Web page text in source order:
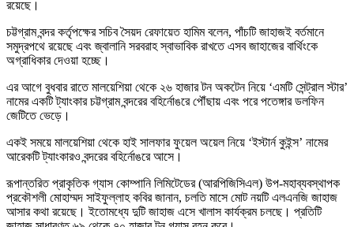
রয়েছে।
চট্টগ্রাম বন্দর কর্তৃপক্ষের সচিব সৈয়দ রেফায়েত হামিম বলেন, পাঁচটি জাহাজই বর্তমানে
সমুদ্রপথে রয়েছে এবং জ্বালানি সরবরাহ স্বাভাবিক রাখতে এসব জাহাজের বার্থিংকে
অগ্রাধিকার দেওয়া হচ্ছে।
এর আগে বুধবার রাতে মালয়েশিয়া থেকে ২৬ হাজার টন অকটেন নিয়ে ‘এমটি সেন্ট্রাল স্টার’
নামের একটি ট্যাংকার চট্টগ্রাম বন্দরের বহির্নোঙরে পৌঁছায় এবং পরে পতেঙ্গার ডলফিন
জেটিতে ভেড়ে।
একই সময়ে মালয়েশিয়া থেকে হাই সালফার ফুয়েল অয়েল নিয়ে ‘ইস্টার্ন কুইন্স’ নামের
আরেকটি ট্যাংকারও বন্দরের বহির্নোঙরে আসে।
রূপান্তরিত প্রাকৃতিক গ্যাস কোম্পানি লিমিটেডের (আরপিজিসিএল) উপ-মহাব্যবস্থাপক
প্রকৌশলী মোহাম্মদ সাইফুল্লাহ কবির জানান, চলতি মাসে মোট নয়টি এলএনজি জাহাজ
আসার কথা রয়েছে। ইতোমধ্যে দুটি জাহাজ এসে খালাস কার্যক্রম চলছে। প্রতিটি